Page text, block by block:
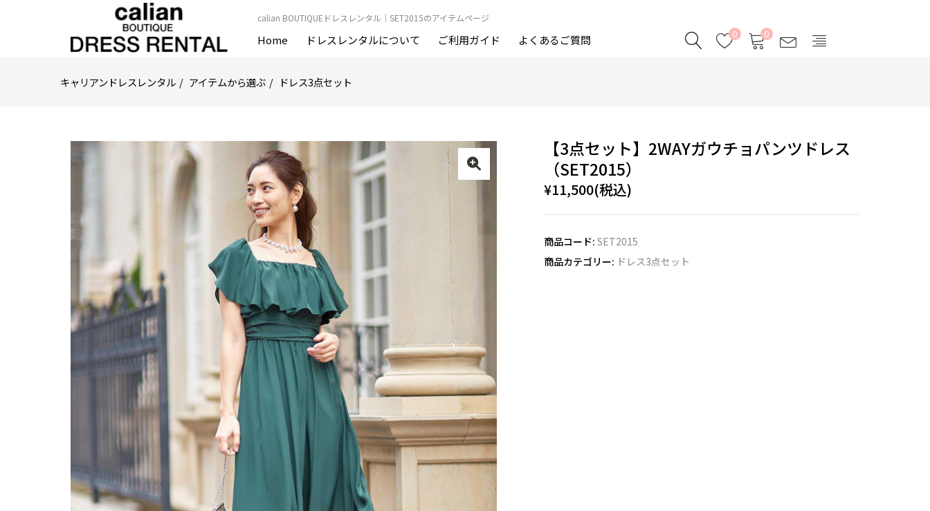
calian BOUTIQUEドレスレンタル｜SET2015のアイテムページ
Home ドレスレンタルについて ご利用ガイド よくあるご質問 0 0
キャリアンドレスレンタル アイテムから選ぶ ドレス3点セット
【3点セット】2WAYガウチョパンツドレス
（SET2015）
¥11,500(税込)
商品コード: SET2015
商品カテゴリー: ドレス3点セット